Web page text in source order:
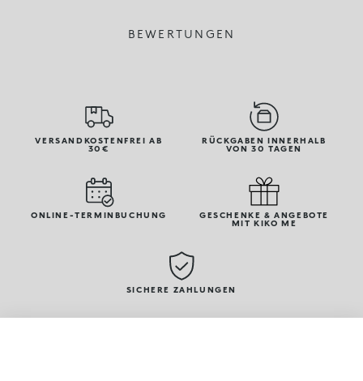
BEWERTUNGEN
VERSANDKOSTENFREI AB
30€
RÜCKGABEN INNERHALB
VON 30 TAGEN
ONLINE-TERMINBUCHUNG
GESCHENKE & ANGEBOTE
MIT KIKO ME
SICHERE ZAHLUNGEN